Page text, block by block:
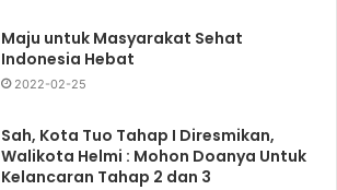
Maju untuk Masyarakat Sehat
Indonesia Hebat
2022-02-25
Sah, Kota Tuo Tahap I Diresmikan,
Walikota Helmi : Mohon Doanya Untuk
Kelancaran Tahap 2 dan 3